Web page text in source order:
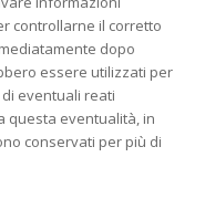
controllarne il corretto
dopo
essere utilizzati per
eventuali reati
questa eventualità, in
conservati per più di